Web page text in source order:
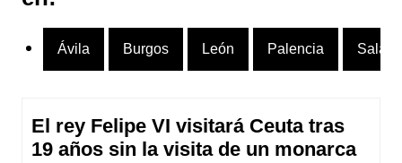
Ávila Burgos León Palencia
El rey Felipe VI visitará Ceuta tras
19 años sin la visita de un monarca